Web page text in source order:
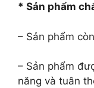
* Sản phẩm
– Sản phẩm
– Sản phẩm
năng và tuân